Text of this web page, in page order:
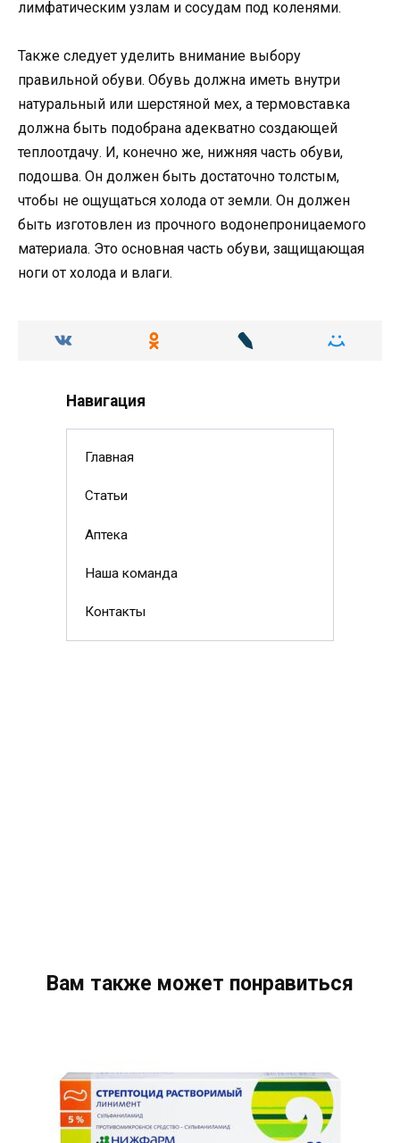
лимфатическим узлам и сосудам под коленями.
Также следует уделить внимание выбору
правильной обуви. Обувь должна иметь внутри
натуральный или шерстяной мех, а термовставка
должна быть подобрана адекватно создающей
теплоотдачу. И, конечно же, нижняя часть обуви,
подошва. Он должен быть достаточно толстым,
чтобы не ощущаться холода от земли. Он должен
быть изготовлен из прочного водонепроницаемого
материала. Это основная часть обуви, защищающая
ноги от холода и влаги.
Навигация
Главная
Статьи
Аптека
Наша команда
Контакты
Вам также может понравиться